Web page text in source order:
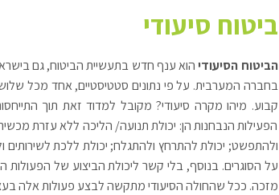
ביטוח סיעודי
הביטוח הסיעודי הוא ענף חדש בתעשיית הביטוח, גם
קבוע. מיהו מקרה סיעודי? מקובל למדוד זאת תוך
הפעילות הנבחנות הן: יכולת תנועה/ הליכה ללא עזרת
ולהתפשט; יכולת להתרחץ ולהתגלח; יכולת ללכת לשירותים
על הסוגרים. בנוסף, בלי קשר ליכולת הביצוע של הפעולות
מזכה. ככל שהחולה הסיעודי מתקשה לבצע פעולות אלה